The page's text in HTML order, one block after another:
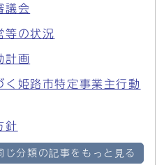
議会
等の状況
計画
く姫路市特定事業主行動
針
じ分類の記事をもっと見る